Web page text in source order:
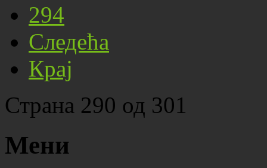
294
Следећа
Крај
Страна 290 од 301
Мени